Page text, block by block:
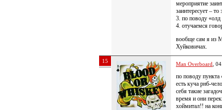
мероприятие
заинтересует –
3. по поводу «олд
4. отучаемся
вообще сам я из
Хуйковичах.
15 Man Overboard ,
по поводу пункта
есть куча рнб-
себя такие
время и они
хоймитал!! на